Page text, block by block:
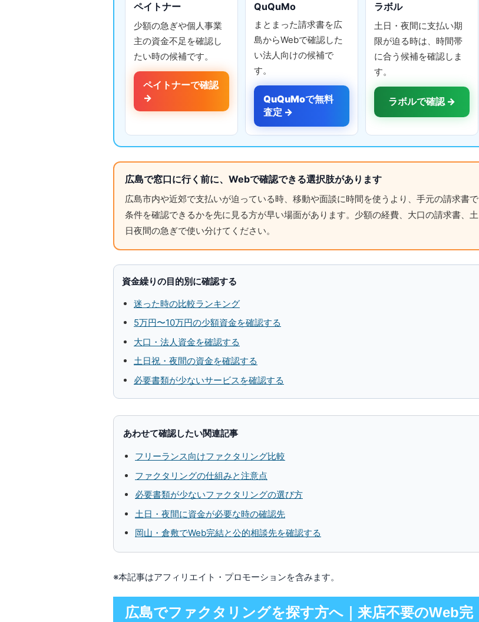
ペイトナー
少額の急ぎや個人事業
主の資金不足を確認し
たい時の候補です。
ペイトナーで確認
→
QuQuMo
まとまった請求書を広
島からWebで確認した
い法人向けの候補で
す。
QuQuMoで無料
査定 →
ラボル
土日・夜間に支払い期
限が迫る時は、時間帯
に合う候補を確認しま
す。
ラボルで確認 →
広島で窓口に行く前に、Webで確認できる選択肢があります
広島市内や近郊で支払いが迫っている時、移動や面談に時間を使うより、手元の請求書で
条件を確認できるかを先に見る方が早い場面があります。少額の経費、大口の請求書、土
日夜間の急ぎで使い分けてください。
資金繰りの目的別に確認する
迷った時の比較ランキング
5万円〜10万円の少額資金を確認する
大口・法人資金を確認する
土日祝・夜間の資金を確認する
必要書類が少ないサービスを確認する
あわせて確認したい関連記事
フリーランス向けファクタリング比較
ファクタリングの仕組みと注意点
必要書類が少ないファクタリングの選び方
土日・夜間に資金が必要な時の確認先
岡山・倉敷でWeb完結と公的相談先を確認する
※本記事はアフィリエイト・プロモーションを含みます。
広島でファクタリングを探す方へ｜来店不要のWeb完